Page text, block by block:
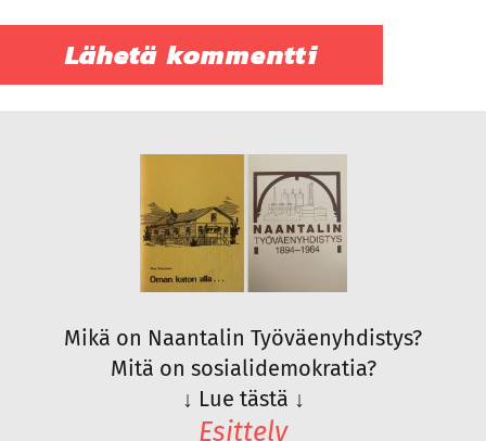
Mikä on Naantalin Työväenyhdistys?
Mitä on sosialidemokratia?
↓ Lue tästä ↓
Esittely